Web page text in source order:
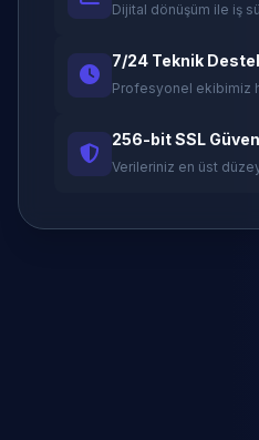
Dijital dönüşüm ile iş
7/24 Teknik
Profesyonel ekibimiz
256-bit SSL
Verileriniz en üst